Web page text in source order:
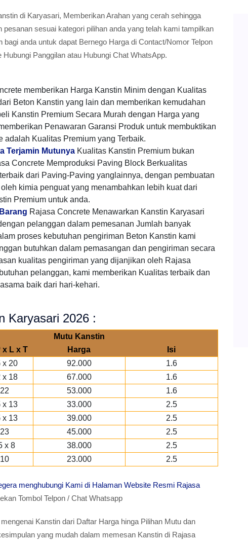
di Karyasari, Memberikan Arahan yang cerah sehingga
sesuai kategori pilihan anda yang telah kami tampilkan
anda untuk dapat Bernego Harga di Contact/Nomor Telpon
Panggilan atau Hubungi Chat WhatsApp.
memberikan Harga Kanstin Minim dengan Kualitas
Beton Kanstin yang lain dan memberikan kemudahan
Kanstin Premium Secara Murah dengan Harga yang
Penawaran Garansi Produk untuk membuktikan
adalah Kualitas Premium yang Terbaik.
Terjamin Mutunya Kualitas Kanstin Premium bukan
Concrete Memproduksi Paving Block Berkualitas
dari Paving-Paving yanglainnya, dengan pembuatan
kimia penguat yang menambahkan lebih kuat dari
Premium untuk anda.
Rajasa Concrete Menawarkan Kanstin Karyasari
pelanggan dalam pemesanan Jumlah banyak
proses kebutuhan pengiriman Beton Kanstin kami
butuhkan dalam pemasangan dan pengiriman secara
kualitas pengiriman yang dijanjikan oleh Rajasa
pelanggan, kami memberikan Kualitas terbaik dan
baik dari hari-kehari.
Karyasari 2026 :
Mutu Kanstin
x L x T
Harga Isi
x 20 92.000
1.6
x 18
67.000
1.6
53.000 1.6
x 13 33.000
2.5
x 13
39.000
2.5
45.000
2.5
x 8 38.000
2.5
23.000 2.5
menghubungi Kami di Halaman Website Resmi Rajasa
Tombol Telpon / Chat Whatsapp
Kanstin dari Daftar Harga hinga Pilihan Mutu dan
yang mudah dalam memesan Kanstin di Rajasa